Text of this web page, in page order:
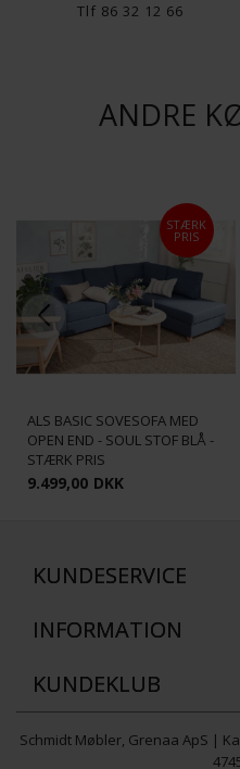
Tlf 86 32 12 66
ANDRE
STÆRK
PRIS
ALS BASIC SOVESOFA MED
OPEN END - SOUL STOF BLÅ -
STÆRK PRIS
9.499,00 DKK
KUNDESERVICE
INFORMATION
KUNDEKLUB
Schmidt Møbler, Grenaa ApS |